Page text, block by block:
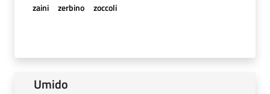
zaini
zerbino zoccoli
Umido